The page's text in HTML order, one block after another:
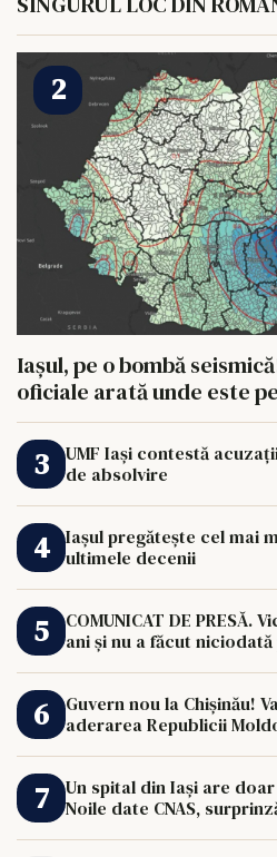
HRANI UN ELEFANT
Iașul, pe o bombă
oficiale arată unde este
UMF Iași contestă
de absolvire
Iașul pregătește cel mai
ultimele decenii
COMUNICAT DE PRESĂ.
ani și nu a făcut
Guvern nou la Chișinău!
aderarea Republicii
Un spital din Iași are
Noile date CNAS,